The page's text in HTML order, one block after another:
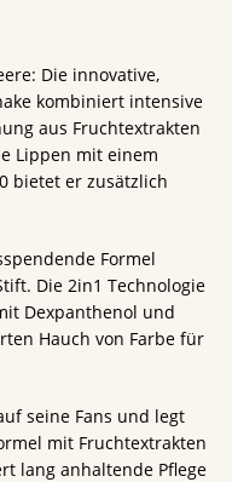
Die innovative,
kombiniert intensive
aus Fruchtextrakten
Lippen mit einem
bietet er zusätzlich
Formel
Die 2in1 Technologie
Dexpanthenol und
Hauch von Farbe für
seine Fans und legt
mit Fruchtextrakten
lang anhaltende Pflege